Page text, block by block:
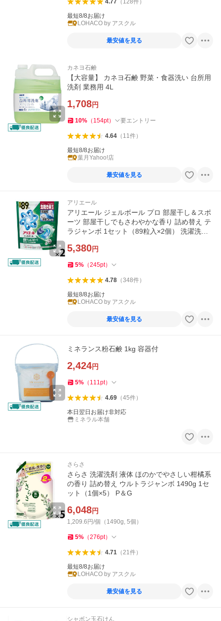
4.77（ 128件）
最短8/8お届け
LOHACO by アスクル
最安値を見る
カネヨ石鹸
【大容量】 カネヨ石鹸 野菜・食器洗い 台所用
洗剤 業務用 4L
1,708円
10% （ 154pt） 要エントリー
4.64（ 11件）
最短8/8お届け
葉月Yahoo!店
最安値を見る
アリエール
アリエール ジェルボール プロ 部屋干し＆スポ
ーツ 部屋干しでもさわやかな香り 詰め替え テ
ラジャンボ 1セット（89粒入×2個） 洗濯洗剤
5,380円
5% （245pt）
4.78（348件）
最短8/8お届け
LOHACO by アスクル
最安値を見る
ミネランス粉石鹸 1kg 容器付
2,424円
5% （ 111pt）
4.69（45件）
本日翌日お届け非対応
ミネラル本舗
さらさ
さらさ 洗濯洗剤 液体 ほのかでやさしい柑橘系
の香り 詰め替え ウルトラジャンボ 1490g 1セ
ット（1個×5） P＆G
6,048円
1,209.6円/個（1490g, 5個）
5% （276pt）
4.71（21件）
最短8/8お届け
LOHACO by アスクル
最安値を見る
シャボン玉石けん